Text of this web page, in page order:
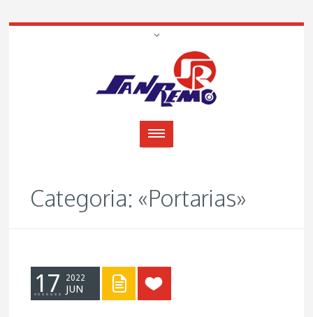
Categoria: «Portarias»
17 2022
JUN